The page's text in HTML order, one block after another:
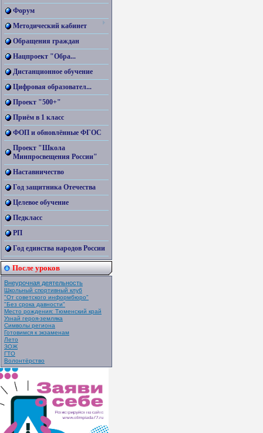
Форум
Методический кабинет
Обращения граждан
Нацпроект "Обра...
Дистанционное обучение
Цифровая образовател...
Проект "500+"
Приём в 1 класс
ФОП и обновлённые ФГОС
Проект "Школа
Минпросвещения России"
Наставничество
Год защитника Отечества
Целевое обучение
Педкласс
РП
Год единства народов России
После уроков
Внеурочная деятельность
Школьный спортивный клуб
"От советского информбюро"
"Без срока давности"
Место рождения: Тюменский край
Узнай героя-земляка
Символы региона
Готовимся к экзаменам
Лето
ЗОЖ
ГТО
Волонтёрство